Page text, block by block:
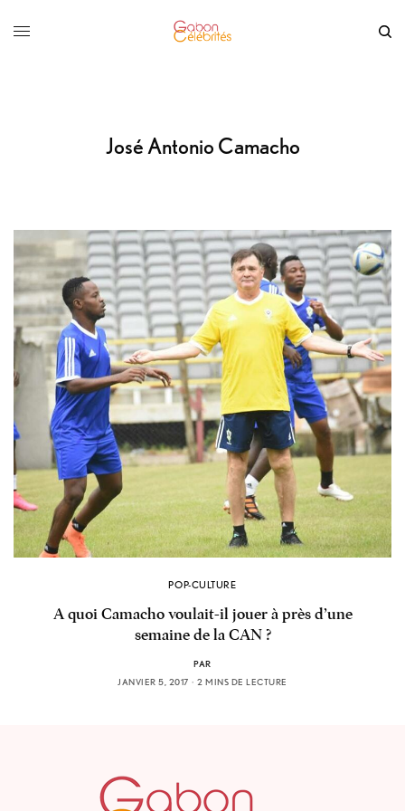
José Antonio Camacho
POP-CULTURE
A quoi Camacho voulait-il jouer à près d’une
semaine de la CAN ?
PAR
JANVIER 5, 2017
2 MINS DE LECTURE